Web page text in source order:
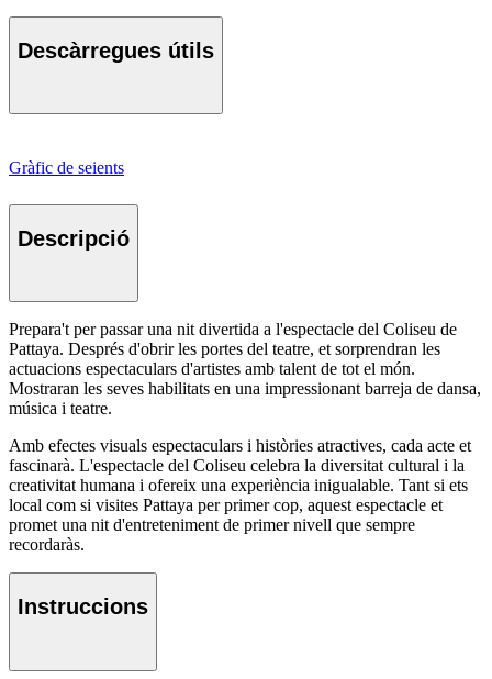
Descàrregues útils
Gràfic de seients
Descripció
Prepara't per passar una nit divertida a l'espectacle del Coliseu de
Pattaya. Després d'obrir les portes del teatre, et sorprendran les
actuacions espectaculars d'artistes amb talent de tot el món.
Mostraran les seves habilitats en una impressionant barreja de dansa,
música i teatre.
Amb efectes visuals espectaculars i històries atractives, cada acte et
fascinarà. L'espectacle del Coliseu celebra la diversitat cultural i la
creativitat humana i ofereix una experiència inigualable. Tant si ets
local com si visites Pattaya per primer cop, aquest espectacle et
promet una nit d'entreteniment de primer nivell que sempre
recordaràs.
Instruccions